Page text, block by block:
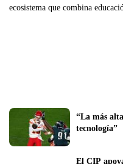
ecosistema que combina
“La más
tecnología”
El CIP